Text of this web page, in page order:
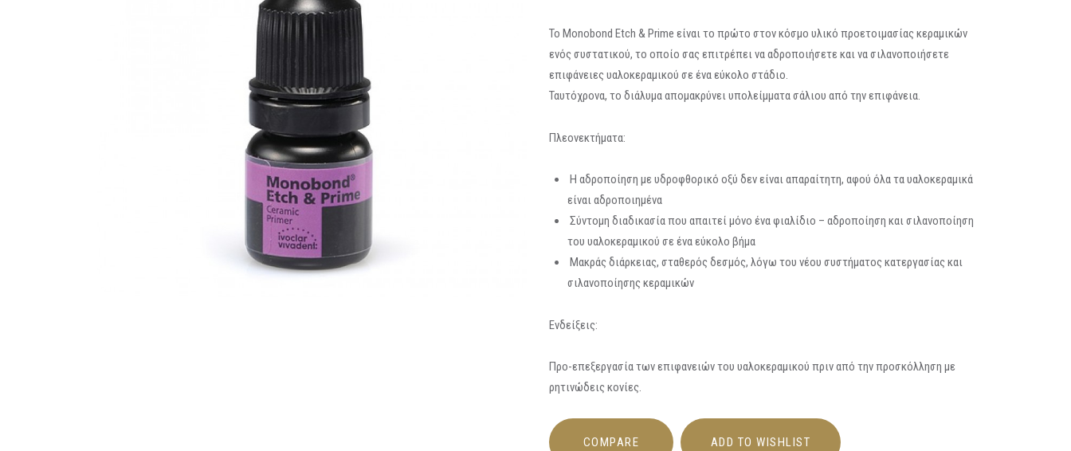
Το Monobond Etch & Prime είναι το πρώτο στον κόσμο υλικό προετοιμασίας κεραμικών
ενός συστατικού, το οποίο σας επιτρέπει να αδροποιήσετε και να σιλανοποιήσετε
επιφάνειες υαλοκεραμικού σε ένα εύκολο στάδιο.
Ταυτόχρονα, το διάλυμα απομακρύνει υπολείμματα σάλιου από την επιφάνεια.
Πλεονεκτήματα:
Η αδροποίηση με υδροφθορικό οξύ δεν είναι απαραίτητη, αφού όλα τα υαλοκεραμικά
είναι αδροποιημένα
Σύντομη διαδικασία που απαιτεί μόνο ένα φιαλίδιο – αδροποίηση και σιλανοποίηση
του υαλοκεραμικού σε ένα εύκολο βήμα
Μακράς διάρκειας, σταθερός δεσμός, λόγω του νέου συστήματος κατεργασίας και
σιλανοποίησης κεραμικών
Ενδείξεις:
Προ-επεξεργασία των επιφανειών του υαλοκεραμικού πριν από την προσκόλληση με
ρητινώδεις κονίες.
COMPARE ADD TO WISHLIST